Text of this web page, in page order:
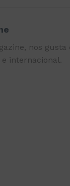
nos
internacional.